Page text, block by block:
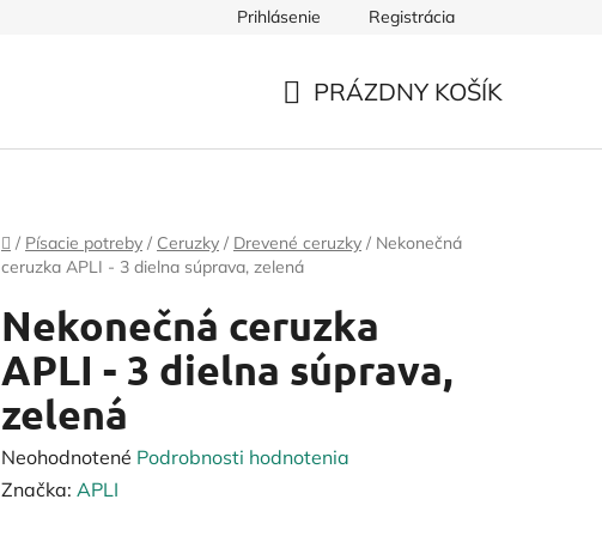
Prihlásenie Registrácia
PRÁZDNY KOŠÍK
Domov
/ Písacie potreby / Ceruzky / Drevené ceruzky / Nekonečná
ceruzka APLI - 3 dielna súprava, zelená
Nekonečná ceruzka
APLI - 3 dielna súprava,
zelená
Priemerné
hodnotenie
Neohodnotené Podrobnosti hodnotenia
Značka: APLI